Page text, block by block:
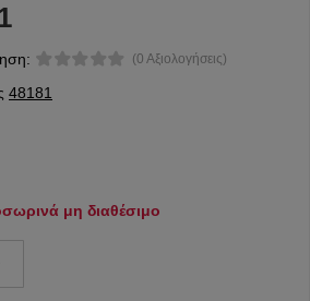
(0 Αξιολογήσεις)
48181
μη διαθέσιμο